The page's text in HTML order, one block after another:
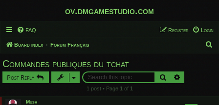
ov.dmgamestudio.com
FAQ Login
Register
Board index Forum Français
Commandes publiques du tchat
Post Reply Search
1 post • Page 1 of 1
Mush